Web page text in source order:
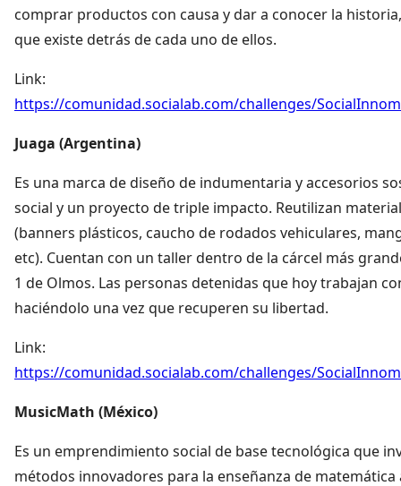
comprar productos con causa y dar a conocer la
que existe detrás de cada uno de ellos.
Link:
https://comunidad.socialab.com/challenges/
Juaga (Argentina)
Es una marca de diseño de indumentaria y accesorios
social y un proyecto de triple impacto. Reutilizan
(banners plásticos, caucho de rodados vehiculares,
etc). Cuentan con un taller dentro de la cárcel más
1 de Olmos. Las personas detenidas que hoy trabajan
haciéndolo una vez que recuperen su libertad.
Link:
https://comunidad.socialab.com/challenges/
MusicMath (México)
Es un emprendimiento social de base tecnológica que
métodos innovadores para la enseñanza de matemática